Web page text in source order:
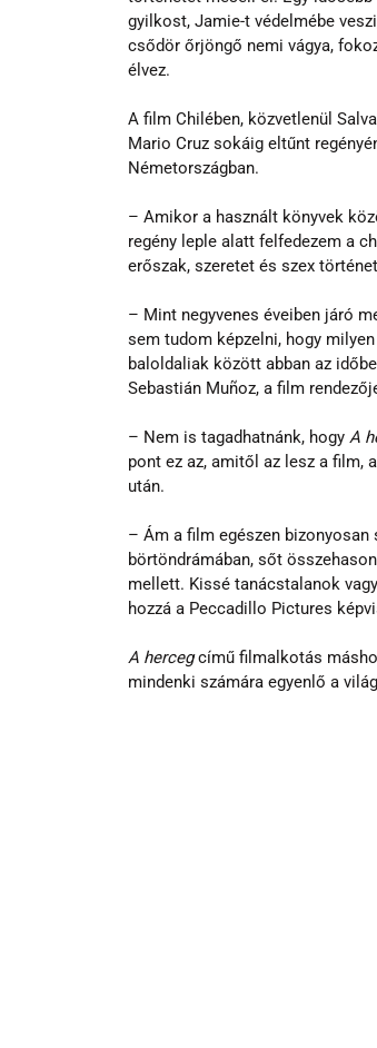
gyilkost, Jamie-t védelmébe
csődör őrjöngő nemi vágya,
élvez.
A film Chilében, közvetlenül
Mario Cruz sokáig eltűnt
Németországban.
– Amikor a használt könyvek
regény leple alatt felfedezem a
erőszak, szeretet és szex
– Mint negyvenes éveiben járó
sem tudom képzelni, hogy
baloldaliak között abban az
Sebastián Muñoz, a film
– Nem is tagadhatnánk, hogy A
pont ez az, amitől az lesz a film,
után.
– Ám a film egészen
börtöndrámában, sőt
mellett. Kissé tanácstalanok
hozzá a Peccadillo Pictures
A herceg című filmalkotás
mindenki számára egyenlő a